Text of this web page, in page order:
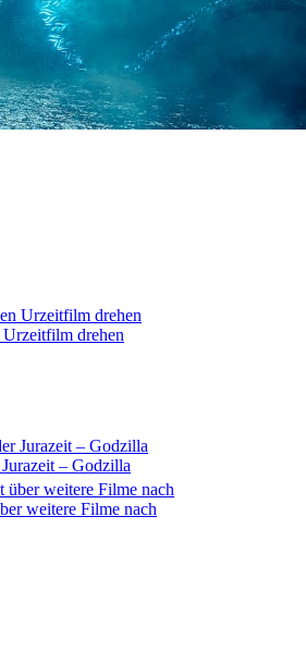
drehen
– Godzilla
weitere Filme nach